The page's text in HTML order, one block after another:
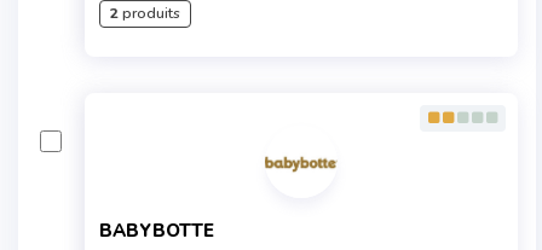
2produits
BABYBOTTE